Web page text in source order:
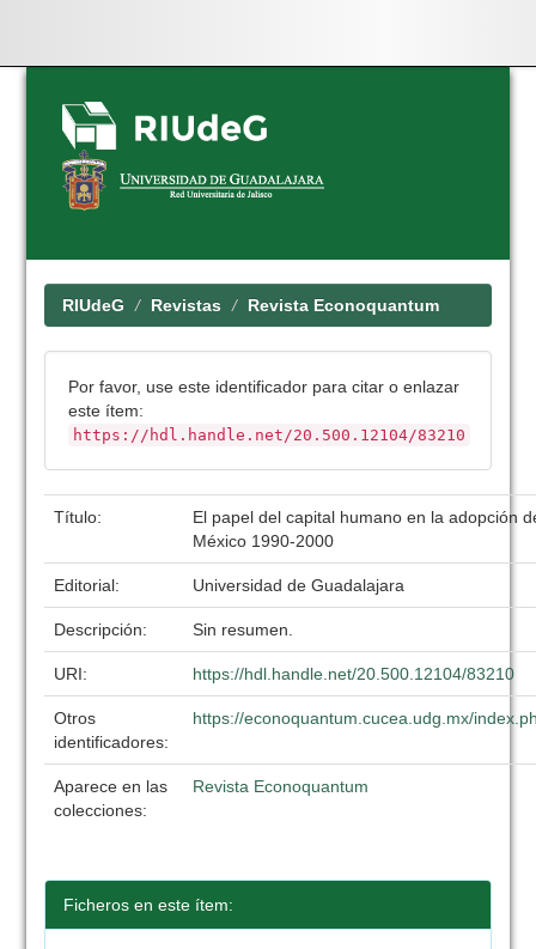
Skip
navigation
RIUdeG Revistas Revista Econoquantum
Por favor, use este identificador para citar o enlazar
este ítem:
https://hdl.handle.net/20.500.12104/83210
Título:
El papel del capital humano en la adopción
México 1990-2000
Editorial: Universidad de Guadalajara
Descripción: Sin resumen.
URI: https://hdl.handle.net/20.500.12104/83210
Otros
identificadores:
https://econoquantum.cucea.udg.mx/
Aparece en las
colecciones:
Revista Econoquantum
Ficheros en este ítem: